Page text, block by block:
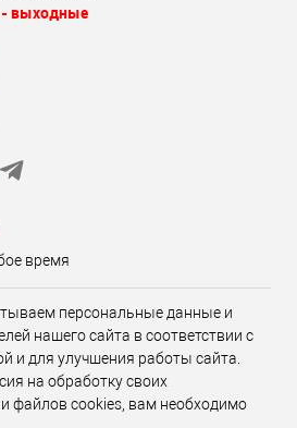
- выходные
время
персональные данные и
нашего сайта в соответствии с
и для улучшения работы сайта.
на обработку своих
файлов cookies, вам необходимо